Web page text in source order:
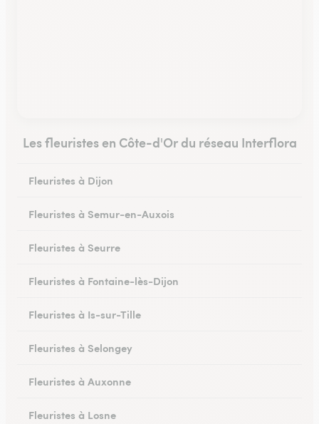
Les fleuristes en Côte-d'Or du réseau Interflora
Fleuristes à Dijon
Fleuristes à Semur-en-Auxois
Fleuristes à Seurre
Fleuristes à Fontaine-lès-Dijon
Fleuristes à Is-sur-Tille
Fleuristes à Selongey
Fleuristes à Auxonne
Fleuristes à Losne